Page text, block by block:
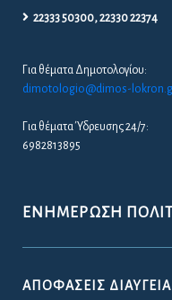
22333 50300, 22330 22374
Για θέματα Δημοτολογίου:
dimotologio@dimos-
Για θέματα Ύδρευσης 24/7:
6982813895
ΕΝΗΜΈΡΩΣΗ
ΑΠΟΦΆΣΕΙΣ ΔΙΑΎΓΕΙΑ